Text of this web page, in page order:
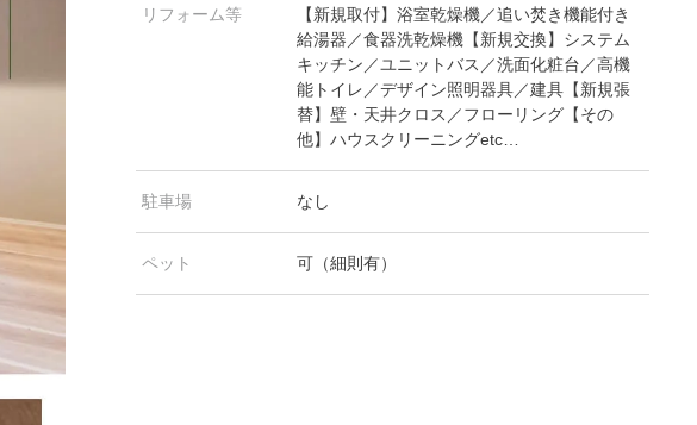
リフォーム等
【新規取付】浴室乾燥機／追い焚き機能付き
給湯器／食器洗乾燥機【新規交換】システム
キッチン／ユニットバス／洗面化粧台／高機
能トイレ／デザイン照明器具／建具【新規張
替】壁・天井クロス／フローリング【その
他】ハウスクリーニングetc…
駐車場 なし
ペット 可（細則有）